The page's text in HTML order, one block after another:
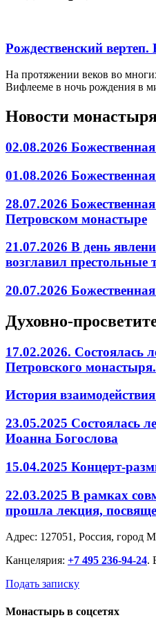
Рождественский
На протяжении веков во
Вифлееме в ночь рождения в
Новости
02.08.2026
01.08.2026
28.07.2026
Петровском монастыре
21.07.2026 В день
возглавил
20.07.2026
Духовно-
17.02.2026.
Петровского монастыря.
История
23.05.2025 Состоялась
Иоанна Богослова
15.04.2025 Концерт-
22.03.2025 В рамках
прошла лекция,
Адрес: 127051, Россия, город
Канцелярия: +7 495 236-94-24.
Подать записку
Монастырь в соцсетях